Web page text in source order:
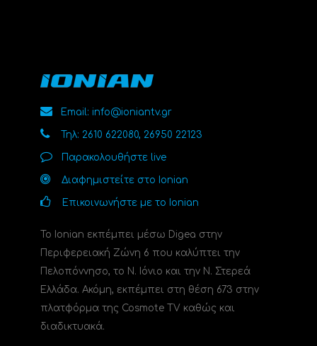
Email: info@ioniantv.gr
Τηλ: 2610 622080, 26950 22123
Παρακολουθήστε live
Διαφημιστείτε στο Ionian
Επικοινωνήστε με το Ionian
Το Ionian εκπέμπει μέσω Digea στην
Περιφερειακή Ζώνη 6 που καλύπτει την
Πελοπόννησο, το N. Ιόνιο και την Ν. Στερεά
Ελλάδα. Ακόμη, εκπέμπει στη θέση 673 στην
πλατφόρμα της Cosmote TV καθώς και
διαδικτυακά.